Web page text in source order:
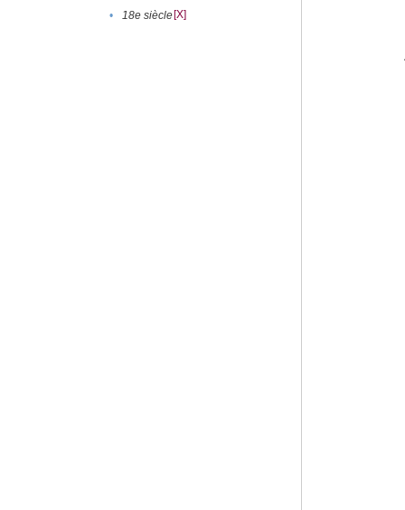
•
18e siècle[X]